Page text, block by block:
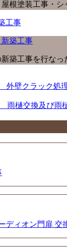
塗装工事・シ
築工事
新築工事を行な
壁クラック処
樋交換及び雨
ディオン門扉 交